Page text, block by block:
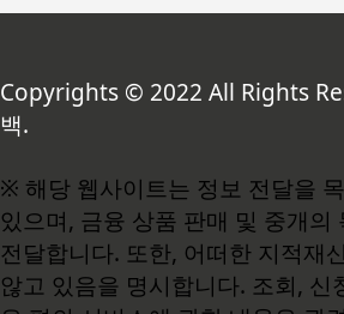
Copyrights © 2022 All Rights
백.
※ 해당 웹사이트는 정보 전달을
있으며, 금융 상품 판매 및 중개의
전달합니다. 또한, 어떠한 지적재
않고 있음을 명시합니다. 조회, 신